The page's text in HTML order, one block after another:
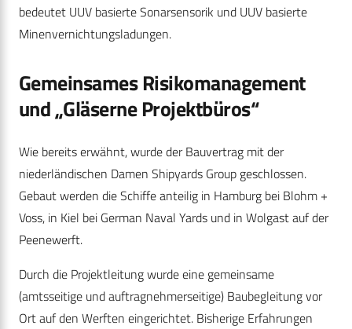
bedeutet UUV basierte Sonarsensorik und UUV basierte
Minenvernichtungsladungen.
Gemeinsames Risikomanagement
und „Gläserne Projektbüros“
Wie bereits erwähnt, wurde der Bauvertrag mit der
niederländischen Damen Shipyards Group geschlossen.
Gebaut werden die Schiffe anteilig in Hamburg bei Blohm +
Voss, in Kiel bei German Naval Yards und in Wolgast auf der
Peenewerft.
Durch die Projektleitung wurde eine gemeinsame
(amtsseitige und auftragnehmerseitige) Baubegleitung vor
Ort auf den Werften eingerichtet. Bisherige Erfahrungen